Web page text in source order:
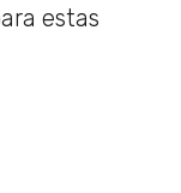
estas